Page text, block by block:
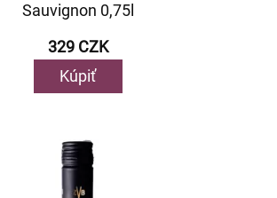
Sauvignon 0,75l
329 CZK
Kúpiť